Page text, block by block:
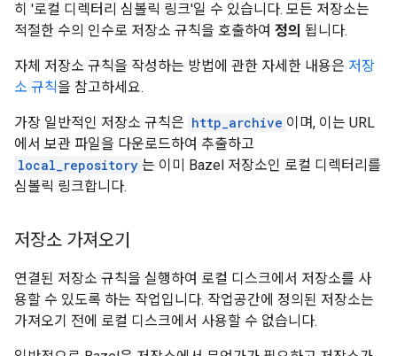
히 '로컬 디렉터리 심볼릭 링크'일 수 있습니다. 모든 저장소는
적절한 수의 인수로 저장소 규칙을 호출하여 정의 됩니다.
자체 저장소 규칙을 작성하는 방법에 관한 자세한 내용은 저장
소 규칙을 참고하세요.
가장 일반적인 저장소 규칙은 http_archive 이며, 이는 URL
에서 보관 파일을 다운로드하여 추출하고
local_repository 는 이미 Bazel 저장소인 로컬 디렉터리를
심볼릭 링크합니다.
저장소 가져오기
연결된 저장소 규칙을 실행하여 로컬 디스크에서 저장소를 사
용할 수 있도록 하는 작업입니다. 작업공간에 정의된 저장소는
가져오기 전에 로컬 디스크에서 사용할 수 없습니다.